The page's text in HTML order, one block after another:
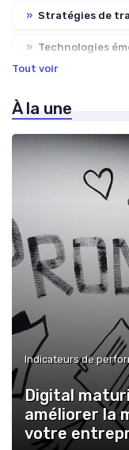
» Stratégies de
» Technologies
Tout voir
À la une
Indicateurs de
Digital
améliorer la
votre